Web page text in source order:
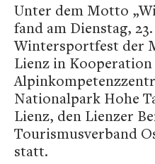
Unter dem Motto
fand am Dienstag,
Wintersportfest der
Lienz in
Nationalpark Hohe
Lienz, den Lienzer
Tourismusverband
statt.